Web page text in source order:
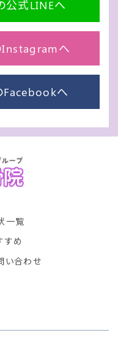
公式LINEへ
Instagramへ
Facebookへ
一覧
すめ
い合わせ